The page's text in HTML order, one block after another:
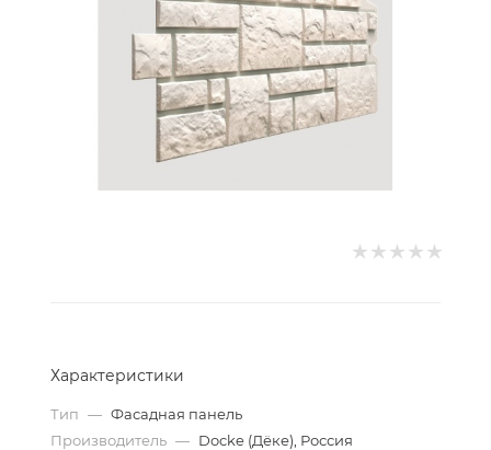
Характеристики
Тип — Фасадная панель
Производитель — Docke (Дёке), Россия